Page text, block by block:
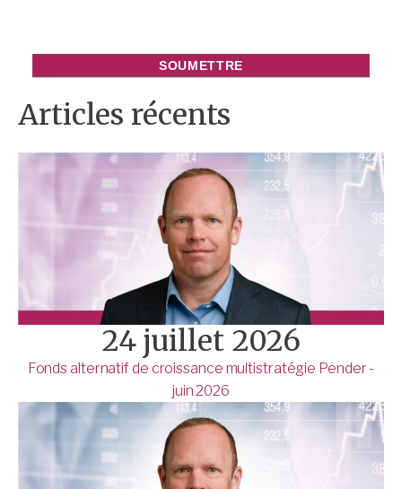
Articles récents
24 juillet 2026
Fonds alternatif de croissance multistratégie Pender -
juin 2026